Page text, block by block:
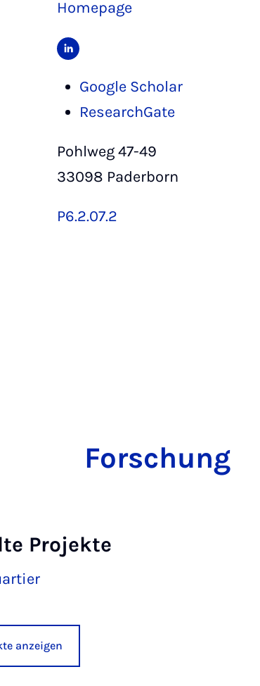
Homepage
Google Scholar
ResearchGate
Pohlweg 47-49
33098 Paderborn
P6.2.07.2
Forschung
Projekte
anzeigen